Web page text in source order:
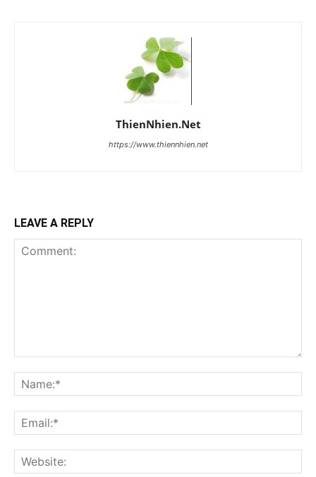
ThienNhien.Net
https://www.thiennhien.net
LEAVE A REPLY